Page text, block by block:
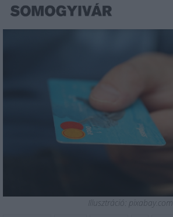
Illusztráció: pixabay.com